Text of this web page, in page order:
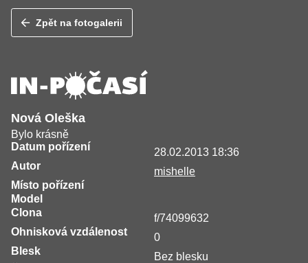
Zpět na fotogalerii
Nová Oleška
Bylo krásně
Datum pořízení
28.02.2013 18:36
Autor
mishelle
Místo pořízení
Model
Clona
f/74099632
Ohnisková vzdálenost
0
Blesk
Bez blesku